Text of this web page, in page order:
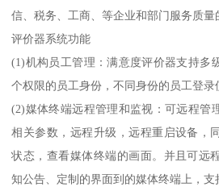
信、税务、工商、等企业和部门服务质量
评价器系统功能
(1)机构员工管理：满意度评价器支持多
个权限的员工身份，不同身份的员工登录
(2)媒体终端远程管理和监视：可远程管
相关参数，远程升级，远程重启设备，
状态，查看媒体终端的画面。并且可远
知公告、定制的界面到的媒体终端上，支